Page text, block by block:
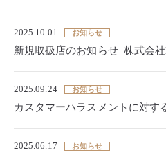
2025.10.01 お知らせ
新規取扱店のお知らせ_株式会
2025.09.24 お知らせ
カスタマーハラスメントに対す
2025.06.17 お知らせ